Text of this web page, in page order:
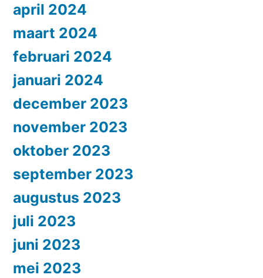
april 2024
maart 2024
februari 2024
januari 2024
december 2023
november 2023
oktober 2023
september 2023
augustus 2023
juli 2023
juni 2023
mei 2023